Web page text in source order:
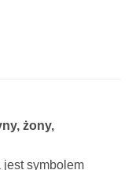
żony,
symbolem